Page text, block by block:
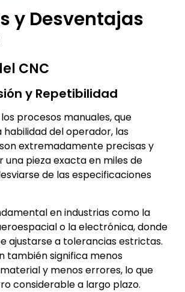
y Desventajas
CNC
y Repetibilidad
procesos manuales, que
del operador, las
extremadamente precisas y
una pieza exacta en miles de
de las especificaciones
en industrias como la
o la electrónica, donde
ajustarse a tolerancias estrictas.
también significa menos
y menos errores, lo que
considerable a largo plazo.